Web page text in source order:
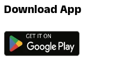
Download App